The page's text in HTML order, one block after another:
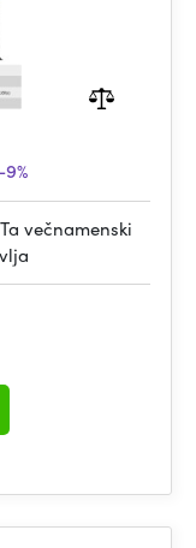
-9%
večnamenski